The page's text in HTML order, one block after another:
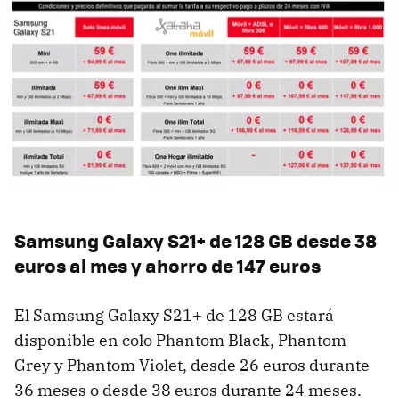
Samsung Galaxy S21+ de 128 GB desde 38
euros al mes y ahorro de 147 euros
El Samsung Galaxy S21+ de 128 GB estará
disponible en colo Phantom Black, Phantom
Grey y Phantom Violet, desde 26 euros durante
36 meses o desde 38 euros durante 24 meses.